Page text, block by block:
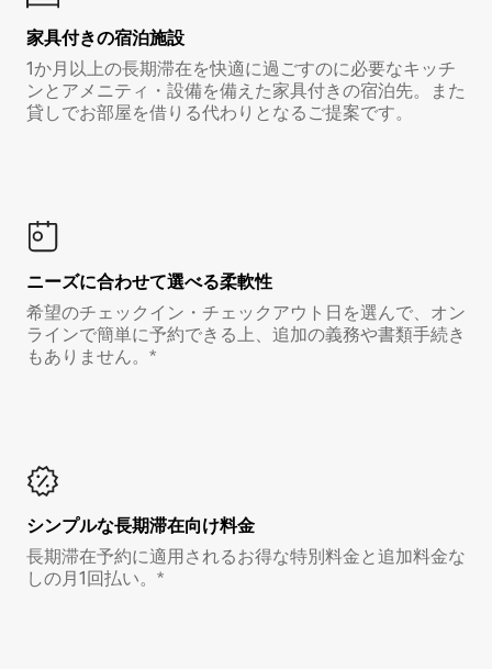
家具付き⁠の宿⁠泊⁠施⁠設
1か月以上の長期滞在を快適に過ごすのに必要なキッチ
ンとアメニティ・設備を備えた家具付きの宿泊先。また
貸しでお部屋を借りる代わりとなるご提案です。
ニーズに合わせて選べる柔軟性
希望のチェックイン・チェックアウト日を選んで、オン
ラインで簡単に予約できる上、追加の義務や書類手続き
もありません。*
シンプルな長期滞在向け料金
長期滞在予約に適用されるお得な特別料金と追加料金な
しの月1回払い。*